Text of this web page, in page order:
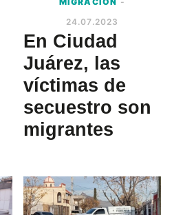
24.07.2023
En Ciudad
Juárez, las
víctimas de
secuestro son
migrantes